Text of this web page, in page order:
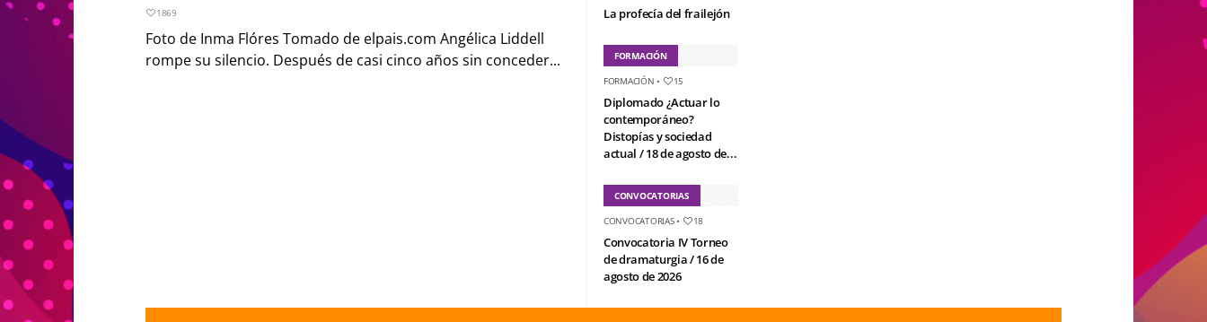
1869
Foto de Inma Flóres Tomado de elpais.com Angélica Liddell
rompe su silencio. Después de casi cinco años sin conceder...
La profecía del frailejón
FORMACIÓN
FORMACIÓN • 15
Diplomado ¿Actuar lo
contemporáneo?
Distopías y sociedad
actual / 18 de agosto de...
CONVOCATORIAS
CONVOCATORIAS• 18
Convocatoria IV Torneo
de dramaturgia / 16 de
agosto de 2026